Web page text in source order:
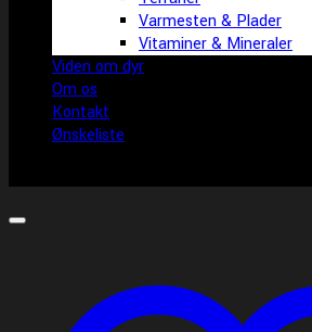
Varmesten & Plader
Vitaminer & Mineraler
Viden om dyr
Om os
Kontakt
Ønskeliste